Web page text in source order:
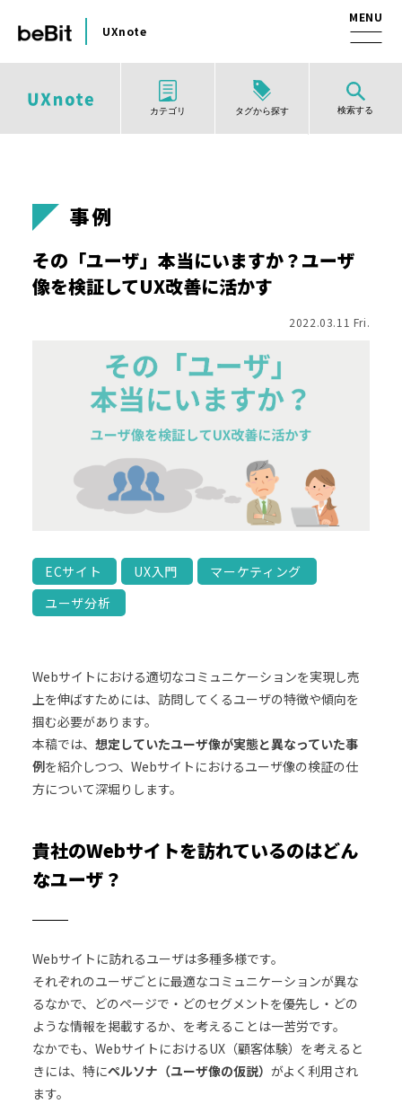
UXnote
カテゴリ タグから探す 検索する
事例
その「ユーザ」本当にいますか？ユーザ
像を検証してUX改善に活かす
2022.03.11 Fri.
ECサイト UX入門
マーケティング
ユーザ分析
Webサイトにおける適切なコミュニケーションを実現し売
上を伸ばすためには、訪問してくるユーザの特徴や傾向を
掴む必要があります。
本稿では、 想定していたユーザ像が実態と異なっていた事
例を紹介しつつ、Webサイトにおけるユーザ像の検証の仕
方について深堀りします。
貴社のWebサイトを訪れているのはどん
なユーザ？
Webサイトに訪れるユーザは多種多様です。
それぞれのユーザごとに最適なコミュニケーションが異な
るなかで、どのページで・どのセグメントを優先し・どの
ような情報を掲載するか、を考えることは一苦労です。
なかでも、WebサイトにおけるUX（顧客体験）を考えると
きには、特にペルソナ（ユーザ像の仮説） がよく利用され
ます。